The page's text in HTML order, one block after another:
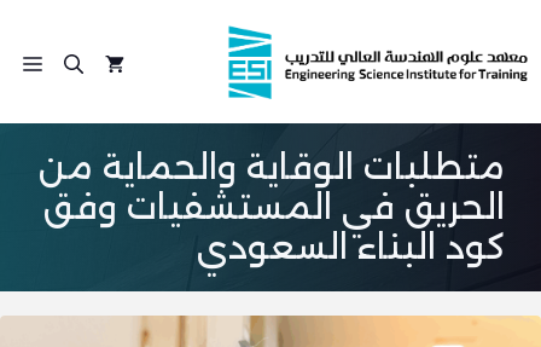
إلى
المحتوى
متطلبات الوقاية والحماية من
الحريق في المستشفيات وفق
كود البناء السعودي